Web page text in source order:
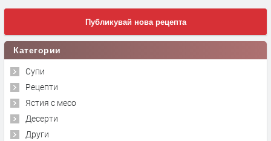
Публикувай нова рецепта
Категории
Супи
Рецепти
Ястия с месо
Десерти
Други